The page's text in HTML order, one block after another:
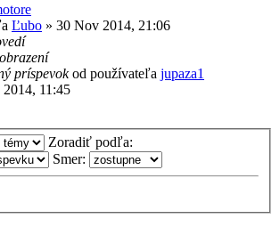
Ľubo » 30 Nov 2014, 21:06
príspevokod používateľa jupaza1
11:45
Zoradiť podľa:
Smer: